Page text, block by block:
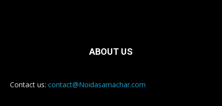
ABOUT US
Contact us: contact@Noidasamachar.com